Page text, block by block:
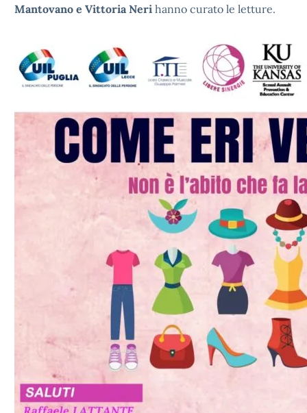
Mantovano e Vittoria Neri hanno curato le letture.